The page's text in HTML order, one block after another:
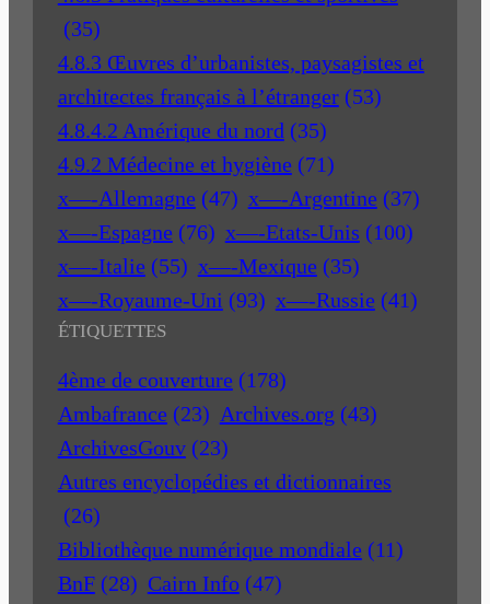
(35)
4.8.3 Œuvres d’urbanistes, paysagistes et
architectes français à l’étranger (53)
4.8.4.2 Amérique du nord (35)
4.9.2 Médecine et hygiène (71)
x—-Allemagne (47) x—-Argentine (37)
x—-Espagne (76) x—-Etats-Unis (100)
x—-Italie (55) x—-Mexique (35)
x—-Royaume-Uni (93) x—-Russie (41)
ÉTIQUETTES
4ème de couverture (178)
Ambafrance (23) Archives.org (43)
ArchivesGouv (23)
Autres encyclopédies et dictionnaires
(26)
Bibliothèque numérique mondiale (11)
BnF (28) Cairn Info (47)